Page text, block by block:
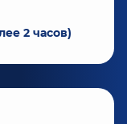
2 часов)